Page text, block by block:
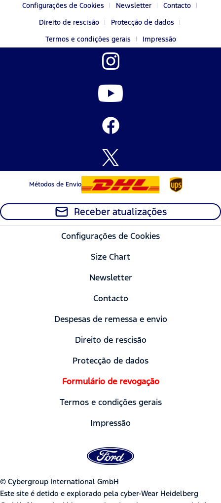
Configurações de Cookies Newsletter
Contacto
Direito de rescisão
Protecção de dados
Termos e condições gerais
Impressão
Métodos de Envio
Receber atualizações
Configurações de Cookies
Size Chart
Newsletter
Contacto
Despesas de remessa e envio
Direito de rescisão
Protecção de dados
Formulário de revogação
Termos e condições gerais
Impressão
© Cybergroup International GmbH
Este site é detido e explorado pela cyber-Wear Heidelberg